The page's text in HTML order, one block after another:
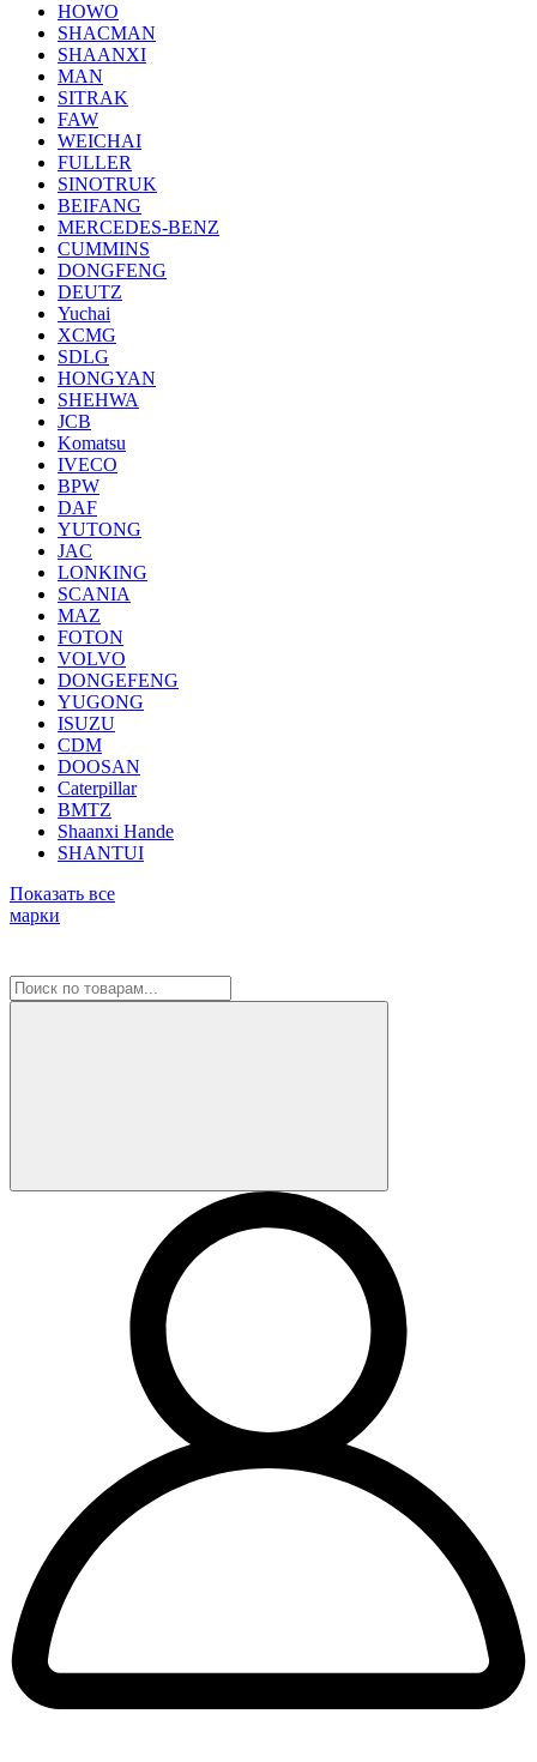
HOWO
SHACMAN
SHAANXI
MAN
SITRAK
FAW
WEICHAI
FULLER
SINOTRUK
BEIFANG
MERCEDES-BENZ
CUMMINS
DONGFENG
DEUTZ
Yuchai
XCMG
SDLG
HONGYAN
SHEHWA
JCB
Komatsu
IVECO
BPW
DAF
YUTONG
JAC
LONKING
SCANIA
MAZ
FOTON
VOLVO
DONGEFENG
YUGONG
ISUZU
CDM
DOOSAN
Caterpillar
BMTZ
Shaanxi Hande
SHANTUI
Показать все
марки